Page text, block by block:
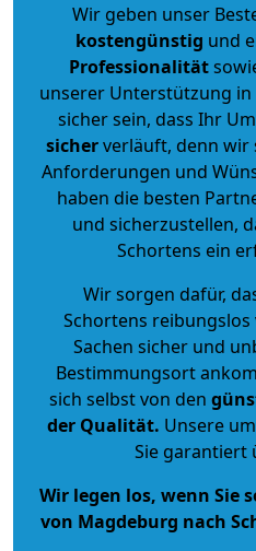
Wir geben unser
kostengünstig und
Professionalität
unserer Unterstützung
sicher sein, dass Ihr
sicherverläuft, denn wir
Anforderungen und
haben die besten
und sicherzustellen,
Schortens ein
Wir sorgen dafür,
Schortens
Sachen sicher und
Bestimmungsort
sich selbst von den
der Qualität. Unsere
Sie garantiert
Wir legen los, wenn Sie
von Magdeburg nach